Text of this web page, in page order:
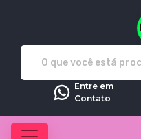
Entre em
Contato